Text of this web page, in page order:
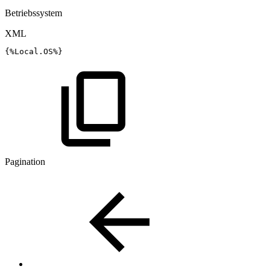
Betriebssystem
XML
{%Local.OS%}
Pagination